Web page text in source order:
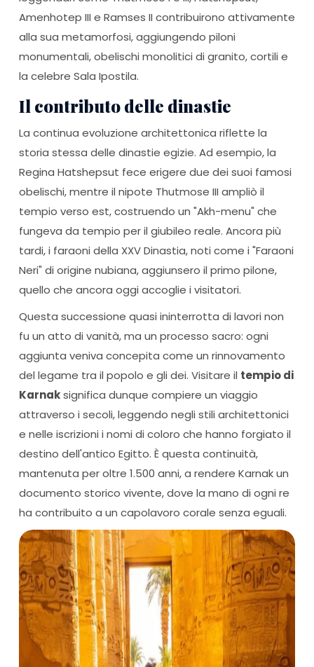
Amenhotep III e Ramses II contribuirono attivamente
alla sua metamorfosi, aggiungendo piloni
monumentali, obelischi monolitici di granito, cortili e
la celebre Sala Ipostila.
Il contributo delle dinastie
La continua evoluzione architettonica riflette la
storia stessa delle dinastie egizie. Ad esempio, la
Regina Hatshepsut fece erigere due dei suoi famosi
obelischi, mentre il nipote Thutmose III ampliò il
tempio verso est, costruendo un "Akh-menu" che
fungeva da tempio per il giubileo reale. Ancora più
tardi, i faraoni della XXV Dinastia, noti come i "Faraoni
Neri" di origine nubiana, aggiunsero il primo pilone,
quello che ancora oggi accoglie i visitatori.
Questa successione quasi ininterrotta di lavori non
fu un atto di vanità, ma un processo sacro: ogni
aggiunta veniva concepita come un rinnovamento
del legame tra il popolo e gli dei. Visitare il tempio di
Karnaksignifica dunque compiere un viaggio
attraverso i secoli, leggendo negli stili architettonici
e nelle iscrizioni i nomi di coloro che hanno forgiato il
destino dell'antico Egitto. È questa continuità,
mantenuta per oltre 1.500 anni, a rendere Karnak un
documento storico vivente, dove la mano di ogni re
ha contribuito a un capolavoro corale senza eguali.